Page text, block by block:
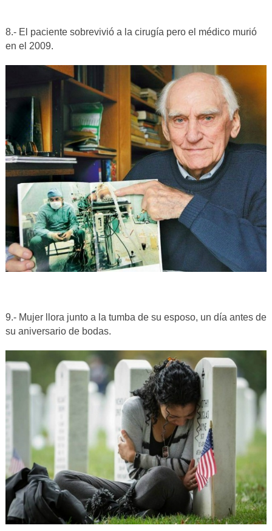
8.- El paciente sobrevivió a la cirugía pero el médico murió
en el 2009.
9.- Mujer llora junto a la tumba de su esposo, un día antes de
su aniversario de bodas.